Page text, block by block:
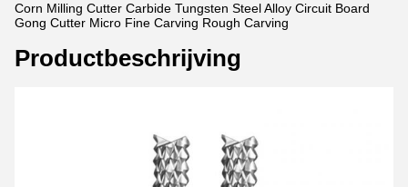
Corn Milling Cutter Carbide Tungsten Steel Alloy Circuit Board
Gong Cutter Micro Fine Carving Rough Carving
Productbeschrijving